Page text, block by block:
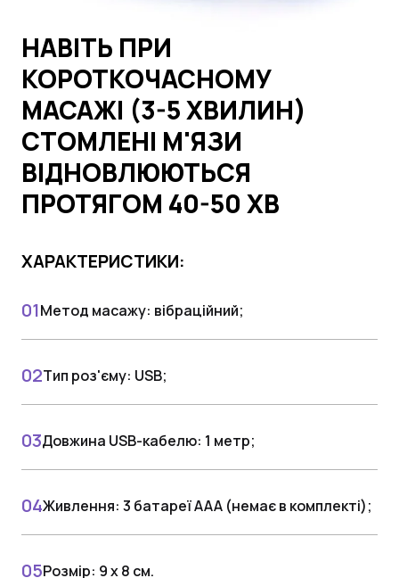
НАВІТЬ ПРИ
КОРОТКОЧАСНОМУ
МАСАЖІ (3-5 ХВИЛИН)
СТОМЛЕНІ М'ЯЗИ
ВІДНОВЛЮЮТЬСЯ
ПРОТЯГОМ 40-50 ХВ
ХАРАКТЕРИСТИКИ:
Метод масажу: вібраційний;
Тип роз'єму: USB;
Довжина USB-кабелю: 1 метр;
Живлення: 3 батареї ААА (немає в комплекті);
Розмір: 9 х 8 см.